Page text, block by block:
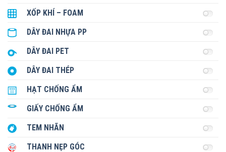
XỐP KHÍ – FOAM
DÂY ĐAI NHỰA PP
DÂY ĐAI PET
DÂY ĐAI THÉP
HẠT CHỐNG ẨM
GIẤY CHỐNG ẨM
TEM NHÃN
THANH NẸP GÓC